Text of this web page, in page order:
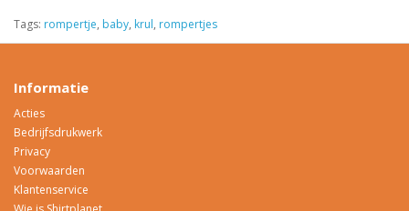
Tags: rompertje, baby, krul, rompertjes
Informatie
Acties
Bedrijfsdrukwerk
Privacy
Voorwaarden
Klantenservice